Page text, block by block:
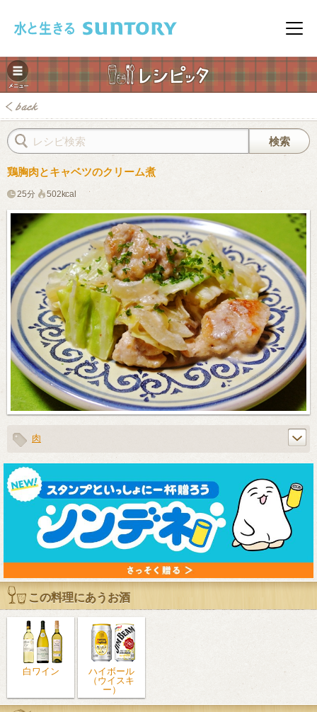
メニ
レシピ
鶏胸肉とキャベツのクリーム煮
25分 502kcal
肉
この料理にあうお酒
白ワイン
ハイボール
（ウイスキ
ー）